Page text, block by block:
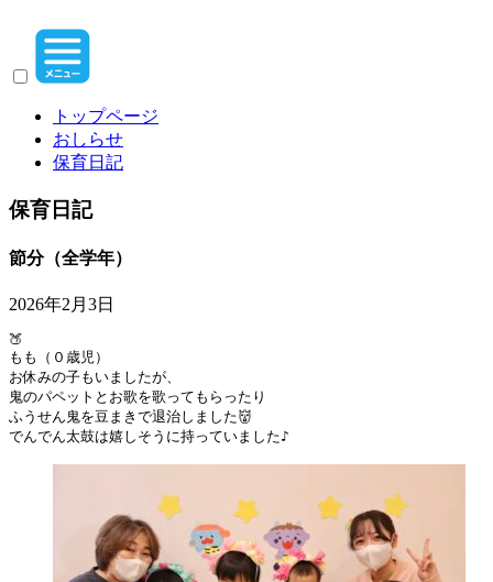
トップページ
おしらせ
保育日記
保育日記
節分（全学年）
2026年2月3日
🍑
もも（０歳児）
お休みの子もいましたが、
鬼のパペットとお歌を歌ってもらったり
ふうせん鬼を豆まきで退治しました👹
でんでん太鼓は嬉しそうに持っていました♪